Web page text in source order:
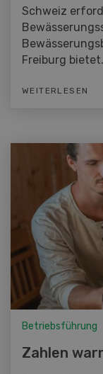
Schweiz
Freiburg
WEITERLESEN
Betriebsführung
Zahlen